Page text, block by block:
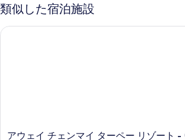
類似した宿泊施設
ア
アウェイ チェンマイ ターペー リゾート -
アウェイ チェンマイ ターペー リゾート - ヴ